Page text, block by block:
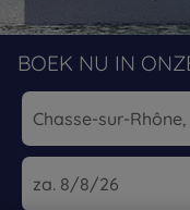
BOEK NU IN